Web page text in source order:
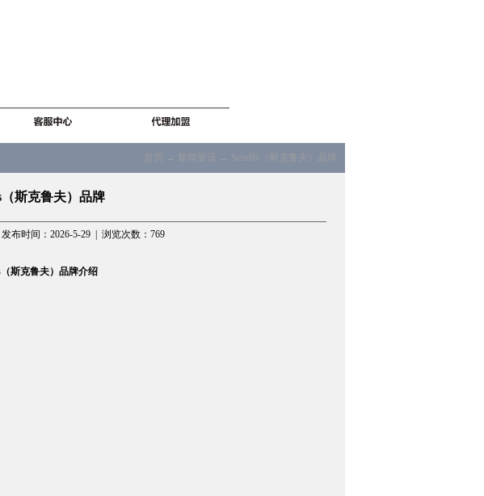
首页 → 新闻资讯 → Scruffs（斯克鲁夫）品牌
斯克鲁夫）品牌
布时间：2026-5-29 | 浏览次数：769
（斯克鲁夫）品牌介绍